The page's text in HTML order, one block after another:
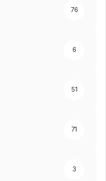
76
6
51
71
3